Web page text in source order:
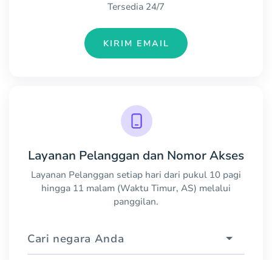
Tersedia 24/7
KIRIM EMAIL
Layanan Pelanggan dan Nomor Akses
Layanan Pelanggan setiap hari dari pukul 10 pagi
hingga 11 malam (Waktu Timur, AS) melalui
panggilan.
Cari negara Anda